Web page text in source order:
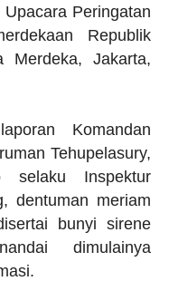
Peringatan
Republik
Merdeka, Jakarta,
Komandan
Tehupelasury,
selaku Inspektur
dentuman meriam
bunyi sirene
dimulainya